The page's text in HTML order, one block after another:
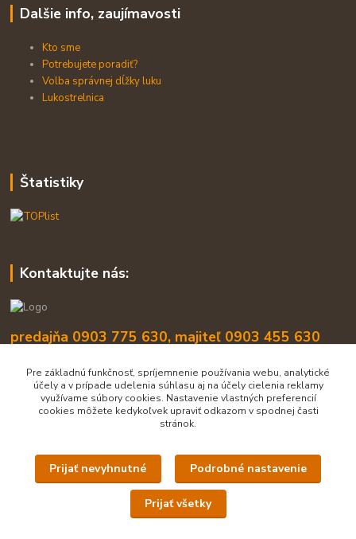
Dalšie info, zaujímavosti
Kto sme
Potrebujete poradiť?
Volba správnej dĺžky luku
Lukostrelnica
Štatistiky
Kontaktujte nás:
predajňa 0903 775 630, majiteľ 0903 455 630
info@lukasip.sk
Upravit sběr cookies.
Pre základnú funkčnosť, spríjemnenie používania webu, analytické
účely a v prípade udelenia súhlasu aj na účely cielenia reklamy
využívame súbory cookies. Nastavenie vlastných preferencií
cookies môžete kedykoľvek upraviť odkazom v spodnej časti
stránok.
Prijať nevyhnutné Podrobné nastavenie
Prijať všetky